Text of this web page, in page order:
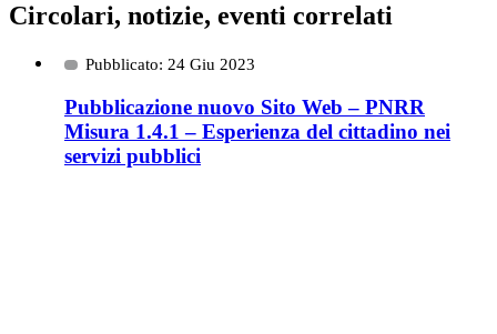
Circolari, notizie, eventi correlati
Pubblicato: 24 Giu 2023
Pubblicazione nuovo Sito Web – PNRR
Misura 1.4.1 – Esperienza del cittadino nei
servizi pubblici